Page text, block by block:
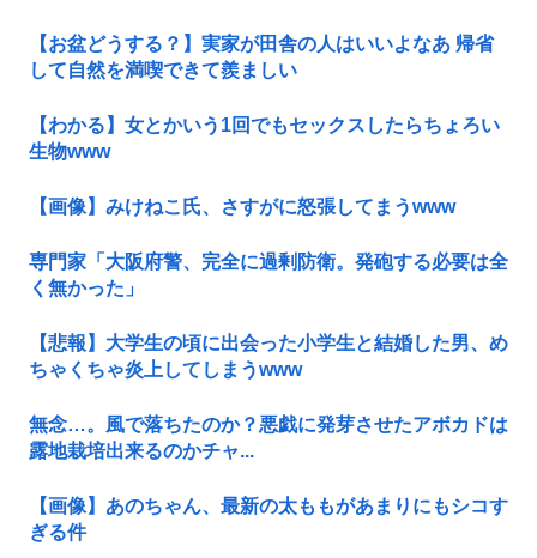
【お盆どうする？】実家が田舎の人はいいよなあ 帰省
して自然を満喫できて羨ましい
【わかる】女とかいう1回でもセックスしたらちょろい
生物www
【画像】みけねこ氏、さすがに怒張してまうwww
専門家「大阪府警、完全に過剰防衛。発砲する必要は全
く無かった」
【悲報】大学生の頃に出会った小学生と結婚した男、め
ちゃくちゃ炎上してしまうwww
無念…。風で落ちたのか？悪戯に発芽させたアボカドは
露地栽培出来るのかチャ...
【画像】あのちゃん、最新の太ももがあまりにもシコす
ぎる件